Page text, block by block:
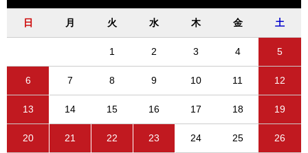
日 月 火 水 木 金 土
1 2 3 4 5
6 7 8 9 10 11 12
13 14 15 16 17 18 19
20 21 22 23 24 25 26